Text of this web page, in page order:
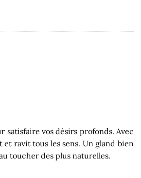
vos désirs profonds. Avec
ravit tous les sens. Un gland bien
toucher des plus naturelles.